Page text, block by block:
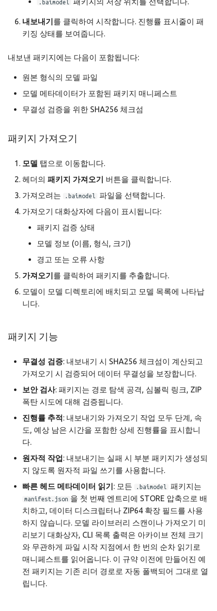
.baimodel
내보내기 를 클릭하여 시작합니다. 진행률 표시줄이 패
키징 상태를 보여줍니다.
내보낸 패키지에는 다음이 포함됩니다:
원본 형식의 모델 파일
모델 메타데이터가 포함된 패키지 매니페스트
무결성 검증을 위한 SHA256 체크섬
패키지 가져오기
모델 탭으로 이동합니다.
헤더의 패키지 가져오기
버튼을 클릭합니다.
가져오려는
.baimodel
파일을 선택합니다.
가져오기 대화상자에 다음이 표시됩니다:
패키지 검증 상태
모델 정보 (이름, 형식, 크기)
경고 또는 오류 사항
가져오기 를 클릭하여 패키지를 추출합니다.
모델이 모델 디렉토리에 배치되고 모델 목록에 나타납
니다.
패키지 기능
무결성 검증: 내보내기 시 SHA256 체크섬이 계산되고
가져오기 시 검증되어 데이터 무결성을 보장합니다.
보안 검사: 패키지는 경로 탐색 공격, 심볼릭 링크, ZIP
폭탄 시도에 대해 검증됩니다.
진행률 추적 : 내보내기와 가져오기 작업 모두 단계, 속
도, 예상 남은 시간을 포함한 상세 진행률을 표시합니
다.
원자적 작업 : 내보내기는 실패 시 부분 패키지가 생성되
지 않도록 원자적 파일 쓰기를 사용합니다.
빠른 헤드 메타데이터 읽기 : 모든 .baimodel 패키지는
manifest.json 을 첫 번째 엔트리에 STORE 압축으로 배
치하고, 데이터 디스크립터나 ZIP64 확장 필드를 사용
하지 않습니다. 모델 라이브러리 스캔이나 가져오기 미
리보기 대화상자, CLI 목록 출력은 아카이브 전체 크기
와 무관하게 파일 시작 지점에서 한 번의 순차 읽기로
매니페스트를 읽어옵니다. 이 규약 이전에 만들어진 예
전 패키지는 기존 리더 경로로 자동 폴백되어 그대로 열
립니다.